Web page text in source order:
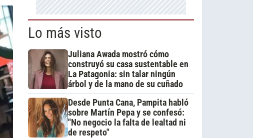
Lo más visto
Juliana Awada mostró cómo
construyó su casa sustentable en
La Patagonia: sin talar ningún
árbol y de la mano de su cuñado
Desde Punta Cana, Pampita habló
sobre Martín Pepa y se confesó:
"No negocio la falta de lealtad ni
de respeto"